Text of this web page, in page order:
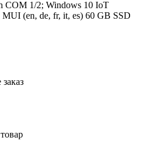
1/2; Windows 10 IoT
(en, de, fr, it, es) 60 GB SSD